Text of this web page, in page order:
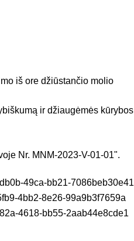
iš ore džiūstančio molio
ir džiaugėmės kūrybos
Nr. MNM-2023-V-01-01".